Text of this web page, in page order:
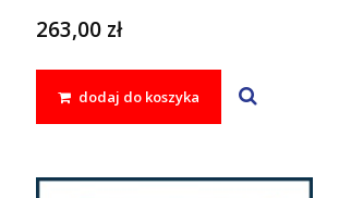
263,00 zł
dodaj do koszyka